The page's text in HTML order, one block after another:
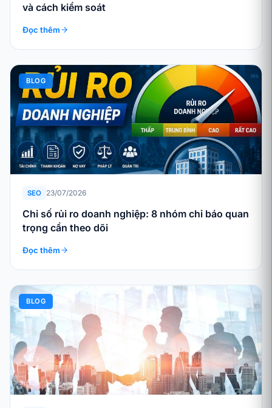
và cách kiểm soát
Đọc thêm
BLOG
SEO 23/07/2026
Chỉ số rủi ro doanh nghiệp: 8 nhóm chỉ báo quan
trọng cần theo dõi
Đọc thêm
BLOG